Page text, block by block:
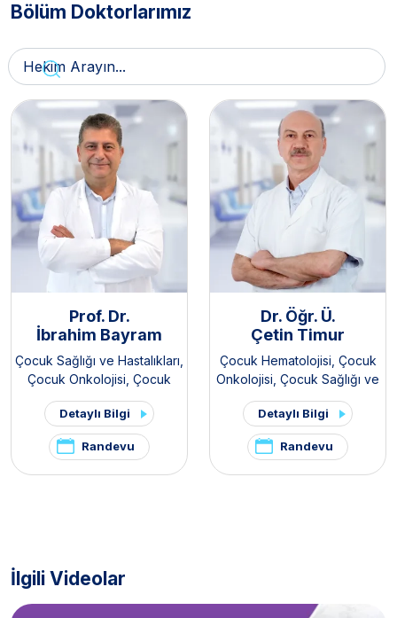
Bölüm Doktorlarımız
Prof. Dr.
İbrahim Bayram
Çocuk Sağlığı ve Hastalıkları
Çocuk Onkolojisi Çocuk
Hematolojisi,Kemik İliği Nakli
Kliniği / Pediatrik
Detaylı Bilgi
Randevu
Dr. Öğr. Ü.
Çetin Timur
Çocuk Hematolojisi Çocuk
Onkolojisi Çocuk Sağlığı ve
Hastalıkları,Kemik İliği Nakli
Kliniği / Pediatrik
Detaylı Bilgi
Randevu
İlgili Videolar